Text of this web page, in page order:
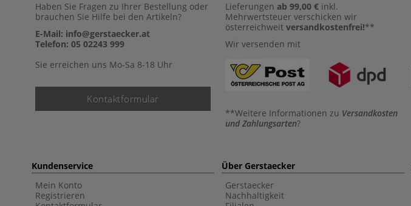
Haben Sie Fragen zu Ihrer Bestellung oder
brauchen Sie Hilfe bei den Artikeln?
E-Mail: info@gerstaecker.at
Telefon: 05 02243 999
Sie erreichen uns Mo-Sa 8-18 Uhr
Kontaktformular
Lieferungen ab 99,00 € inkl.
Mehrwertsteuer verschicken wir
österreichweit versandkostenfrei!**
Wir versenden mit
**Weitere Informationen zu Versandkosten
und Zahlungsarten?
Kundenservice
Mein Konto
Registrieren
Über Gerstaecker
Gerstaecker
Nachhaltigkeit